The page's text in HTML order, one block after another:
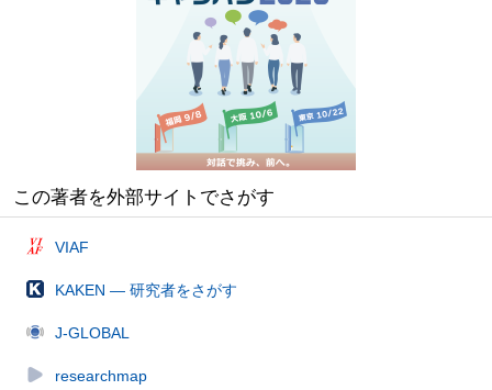
この著者を外部サイトでさがす
VIAF
KAKEN — 研究者をさがす
J-GLOBAL
researchmap